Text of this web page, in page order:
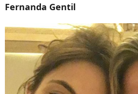
Fernanda Gentil